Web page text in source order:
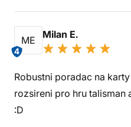
ME
4
Milan E.
Robustni poradac na
rozsireni pro hru talisman
:D